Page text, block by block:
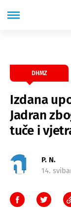
DHMZ
Izdana
Jadran
tuče i
P. N.
14.